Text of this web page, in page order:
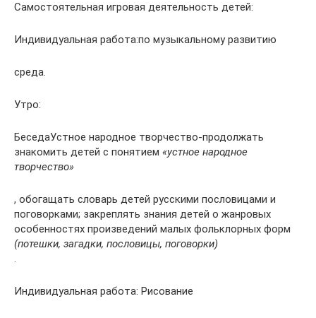
Самостоятельная игровая деятельность детей:
Индивидуальная работа:по музыкальному развитию
среда.
Утро:
БеседаУстное народное творчество-продолжать
знакомить детей с понятием «устное народное
творчество»
, обогащать словарь детей русскими пословицами и
поговорками; закреплять знания детей о жанровых
особенностях произведений малых фольклорных форм
(потешки, загадки, пословицы, поговорки)
.
Индивидуальная работа: Рисование